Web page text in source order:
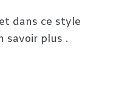
dans ce style
savoir plus .